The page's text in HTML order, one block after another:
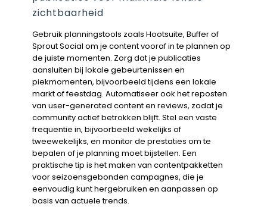
zichtbaarheid
Gebruik planningstools zoals Hootsuite, Buffer of
Sprout Social om je content vooraf in te plannen op
de juiste momenten. Zorg dat je publicaties
aansluiten bij lokale gebeurtenissen en
piekmomenten, bijvoorbeeld tijdens een lokale
markt of feestdag. Automatiseer ook het reposten
van user-generated content en reviews, zodat je
community actief betrokken blijft. Stel een vaste
frequentie in, bijvoorbeeld wekelijks of
tweewekelijks, en monitor de prestaties om te
bepalen of je planning moet bijstellen. Een
praktische tip is het maken van contentpakketten
voor seizoensgebonden campagnes, die je
eenvoudig kunt hergebruiken en aanpassen op
basis van actuele trends.